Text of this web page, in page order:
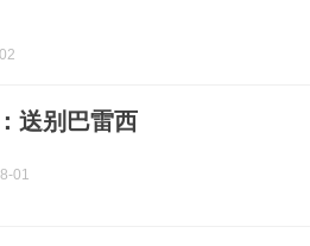
送别巴雷西
01